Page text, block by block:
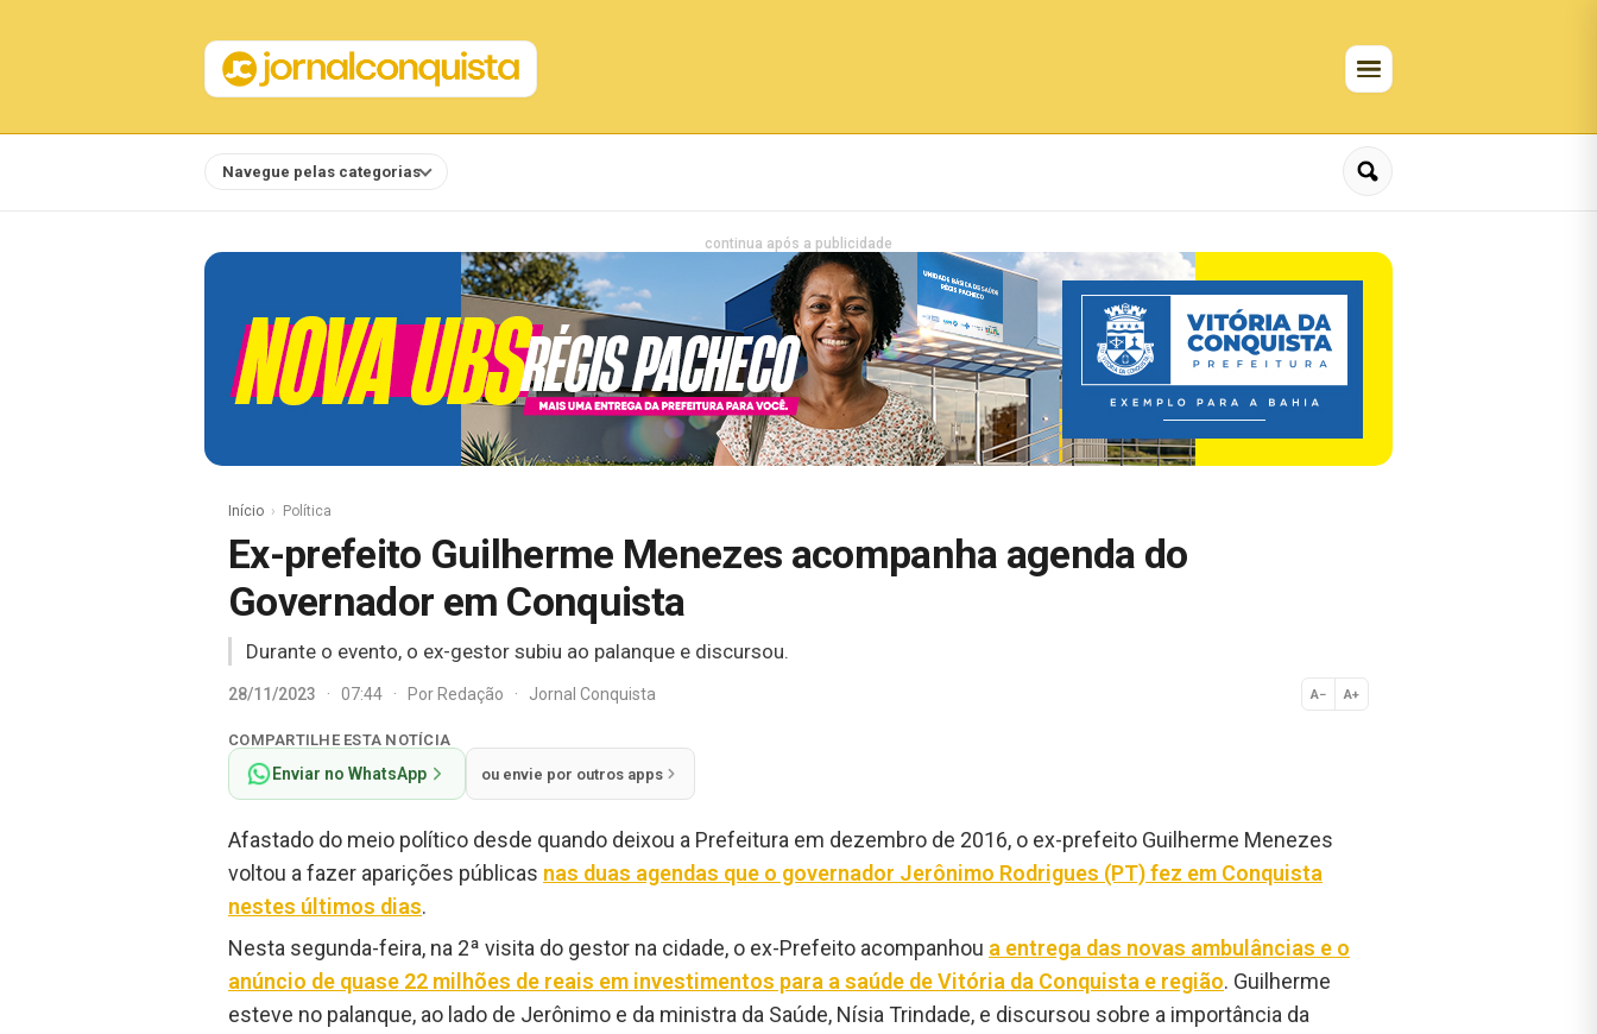
Navegue pelas categorias
continua após a publicidade
Início Política
Ex-prefeito Guilherme Menezes acompanha agenda do
Governador em Conquista
Durante o evento, o ex-gestor subiu ao palanque e discursou.
28/11/2023 · 07:44 · PorRedação · Jornal Conquista A− A+
Normal
COMPARTILHE ESTA NOTÍCIA
Enviar no WhatsApp ou envie por outros apps
Afastado do meio político desde quando deixou a Prefeitura em dezembro de 2016, o ex-prefeito Guilherme Menezes
voltou a fazer aparições públicas nas duas agendas que o governador Jerônimo Rodrigues (PT) fez em Conquista
nestes últimos dias.
Nesta segunda-feira, na 2ª visita do gestor na cidade, o ex-Prefeito acompanhou a entrega das novas ambulâncias e o
anúncio de quase 22 milhões de reais em investimentos para a saúde de Vitória da Conquista e região. Guilherme
esteve no palanque, ao lado de Jerônimo e da ministra da Saúde, Nísia Trindade, e discursou sobre a importância da